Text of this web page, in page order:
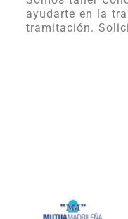
ayudarte en la
tramitación.